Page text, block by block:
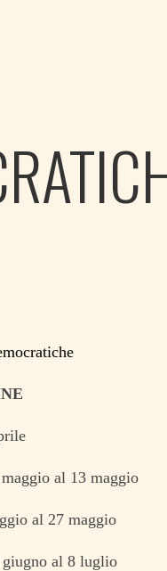
al 13 maggio
al 27 maggio
al 8 luglio